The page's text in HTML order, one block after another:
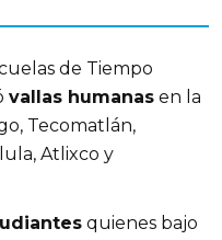
de Tiempo
vallas humanas en la
Tecomatlán,
Atlixco y
quienes bajo